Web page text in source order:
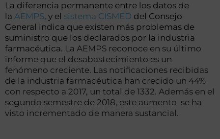
La diferencia permanente entre los datos de
la AEMPS, y el sistema CISMED del Consejo
General indica que existen más problemas de
suministro que los declarados por la industria
farmacéutica. La AEMPS reconoce en su último
informe que el desabastecimiento es un
fenómeno creciente. Las notificaciones recibidas
de la industria farmacéutica han crecido un 44%
con respecto a 2017, un total de 1332. Además en el
segundo semestre de 2018, este aumento se ha
visto incrementado de manera sustancial.